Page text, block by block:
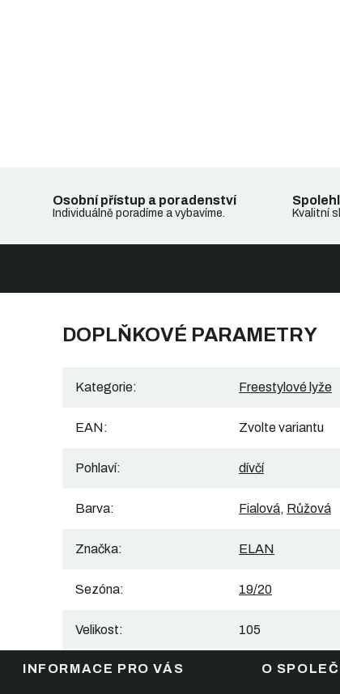
Osobní přístup a poradenství
Individuálně poradíme a vybavíme. Kvalitní
DOPLŇKOVÉ PARAMETRY
Kategorie: Freestylové lyže
EAN: Zvolte variantu
Pohlaví: dívčí
Barva: Fialová, Růžová
Značka: ELAN
Sezóna: 19/20
Velikost: 105
INFORMACE PRO VÁS O